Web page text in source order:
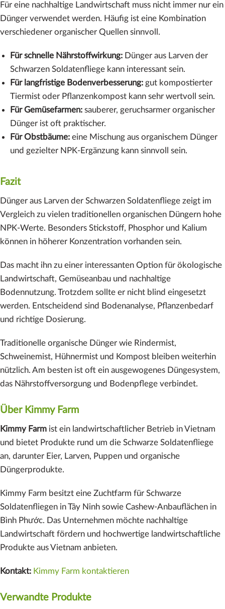
Für eine nachhaltige Landwirtschaft muss nicht immer nur ein
Dünger verwendet werden. Häufig ist eine Kombination
verschiedener organischer Quellen sinnvoll.
Für schnelle Nährstoffwirkung: Dünger aus Larven der
Schwarzen Soldatenfliege kann interessant sein.
Für langfristige Bodenverbesserung: gut kompostierter
Tiermist oder Pflanzenkompost kann sehr wertvoll sein.
Für Gemüsefarmen: sauberer, geruchsarmer organischer
Dünger ist oft praktischer.
Für Obstbäume: eine Mischung aus organischem Dünger
und gezielter NPK-Ergänzung kann sinnvoll sein.
Fazit
Dünger aus Larven der Schwarzen Soldatenfliege zeigt im
Vergleich zu vielen traditionellen organischen Düngern hohe
NPK-Werte. Besonders Stickstoff, Phosphor und Kalium
können in höherer Konzentration vorhanden sein.
Das macht ihn zu einer interessanten Option für ökologische
Landwirtschaft, Gemüseanbau und nachhaltige
Bodennutzung. Trotzdem sollte er nicht blind eingesetzt
werden. Entscheidend sind Bodenanalyse, Pflanzenbedarf
und richtige Dosierung.
Traditionelle organische Dünger wie Rindermist,
Schweinemist, Hühnermist und Kompost bleiben weiterhin
nützlich. Am besten ist oft ein ausgewogenes Düngesystem,
das Nährstoffversorgung und Bodenpflege verbindet.
Über Kimmy Farm
Kimmy Farm ist ein landwirtschaftlicher Betrieb in Vietnam
und bietet Produkte rund um die Schwarze Soldatenfliege
an, darunter Eier, Larven, Puppen und organische
Düngerprodukte.
Kimmy Farm besitzt eine Zuchtfarm für Schwarze
Soldatenfliegen in Tây Ninh sowie Cashew-Anbauflächen in
Bình Phước. Das Unternehmen möchte nachhaltige
Landwirtschaft fördern und hochwertige landwirtschaftliche
Produkte aus Vietnam anbieten.
Kontakt: Kimmy Farm kontaktieren
Verwandte Produkte